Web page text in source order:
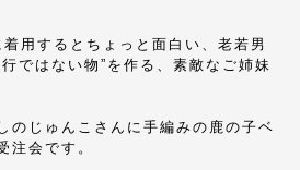
用するとちょっと面白い、老若男
ではない物”を作る、素敵なご姉妹
のじゅんこさんに手編みの鹿の子ベ
注会です。